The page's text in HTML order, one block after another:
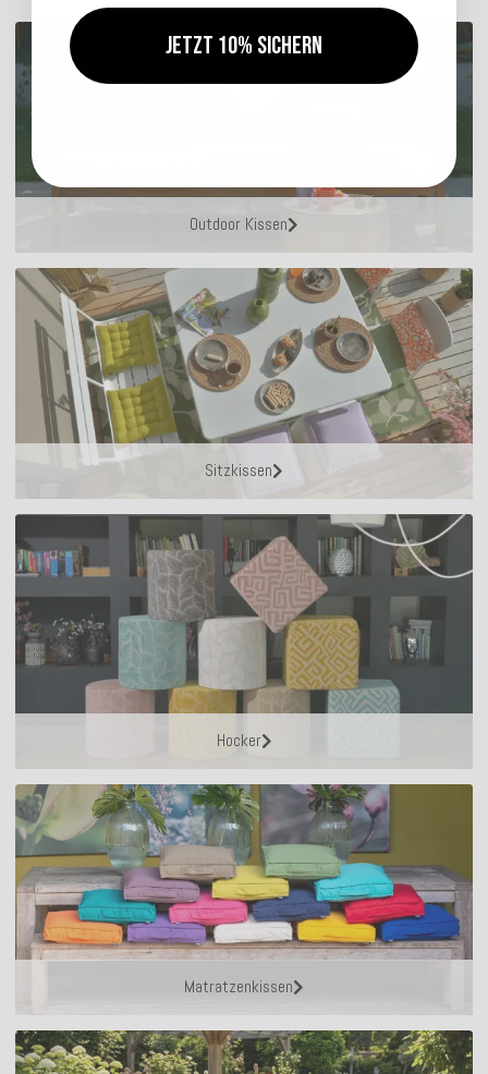
Outdoor Kissen
Sitzkissen
Hocker
Matratzenkissen
Jetzt 10% sichern